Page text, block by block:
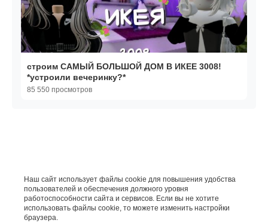
строим САМЫЙ БОЛЬШОЙ ДОМ В ИКЕЕ 3008!
*устроили вечеринку?*
85 550 просмотров
Наш сайт использует файлы cookie для повышения удобства
пользователей и обеспечения должного уровня
работоспособности сайта и сервисов. Если вы не хотите
использовать файлы cookie, то можете изменить настройки
браузера.